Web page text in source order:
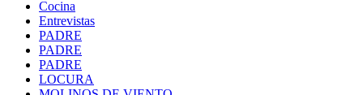
Cocina
Entrevistas
PADRE
PADRE
PADRE
LOCURA